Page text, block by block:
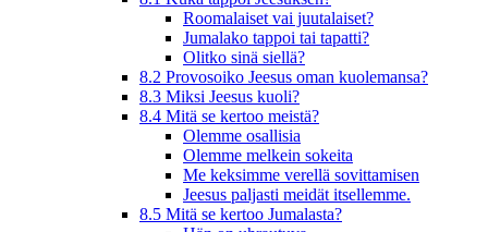
Roomalaiset vai juutalaiset?
Jumalako tappoi tai tapatti?
Olitko sinä siellä?
8.2 Provosoiko Jeesus oman kuolemansa?
8.3 Miksi Jeesus kuoli?
8.4 Mitä se kertoo meistä?
Olemme osallisia
Olemme melkein sokeita
Me keksimme verellä sovittamisen
Jeesus paljasti meidät itsellemme.
8.5 Mitä se kertoo Jumalasta?